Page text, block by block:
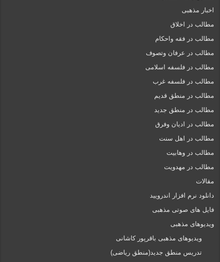
اخبار مذهبی
مطالب در اخلاق
مطالب در فقه واحکام
مطالب در عرفان وتصوف
مطالب در فلسفه اسلامی
مطالب در فلسفه غرب
مطالب در منطق قدیم
مطالب در منطق جدید
مطالب در ادیان وفرق
مطالب در اهل سنت
مطالب در وهابیت
مطالب در مهدویت
مقالات
دانلود نرم افزار اندرویید
فایل های صوتی مذهبی
ویدیوهای مذهبی
ویدیوهای مذهبی باقرپور کاشانی
تدریس منطق جدید(منطق ریاضی)